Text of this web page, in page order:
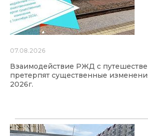
07.08.2026
Взаимодействие РЖД с
претерпят существенные
2026г.